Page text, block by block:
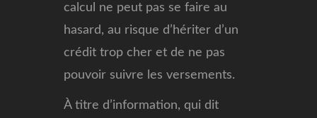
calcul ne peut pas se faire au
hasard, au risque d’hériter d’un
crédit trop cher et de ne pas
pouvoir suivre les versements.
À titre d’information, qui dit